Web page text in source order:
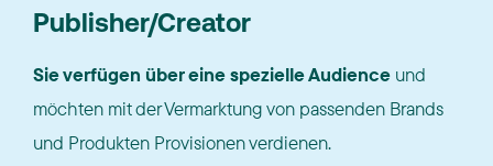
Publisher/Creator
Sie verfügen über eine spezielle Audience und
möchten mit der Vermarktung von passenden Brands
und Produkten Provisionen verdienen.